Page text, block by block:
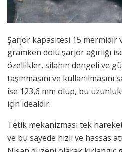
Şarjör kapasitesi 15 mermidir
gramken dolu şarjör ağırlığı
özellikler, silahın dengeli ve
taşınmasını ve
ise 123,6 mm olup, bu
için idealdir.
Tetik mekanizması tek
ve bu sayede hızlı ve hassas